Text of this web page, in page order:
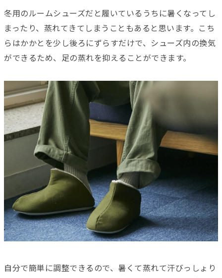
冬用のルームシューズだと履いているうちに暑くなってし
まったり、蒸れてきてしまうこともあると思います。こち
らはかかとを少し後ろにずらすだけで、シューズ内の換気
ができるため、足の蒸れを抑えることができます。
自分で簡単に調整できるので、暑くて蒸れて汗びっしょり